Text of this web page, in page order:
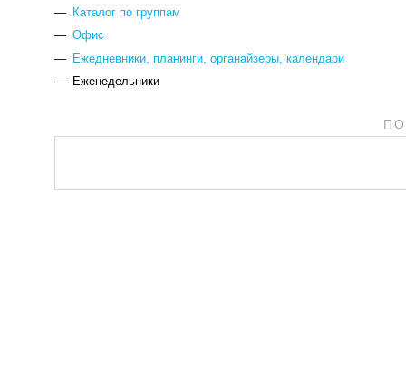
Каталог по группам
Офис
Ежедневники, планинги, органайзеры, календари
Еженедельники